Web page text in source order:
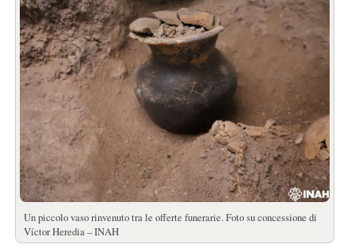
Un piccolo vaso rinvenuto tra le offerte funerarie. Foto su concessione di
Víctor Heredia – INAH